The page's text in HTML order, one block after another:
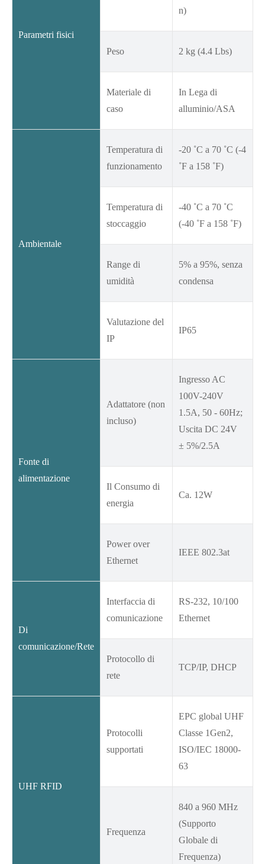
Parametri fisici
n)
Peso 2 kg (4.4 Lbs)
Materiale di
caso
In Lega di
alluminio/ASA
Ambientale
Temperatura di
funzionamento
-20 ˚C a 70 ˚C (-4
˚F a 158 ˚F)
Temperatura di
stoccaggio
-40 ˚C a 70 ˚C
(-40 ˚F a 158 ˚F)
Range di
umidità
5% a 95%, senza
condensa
Valutazione del
IP
IP65
Fonte di
alimentazione
Adattatore (non
incluso)
Ingresso AC
100V-240V
1.5A, 50 - 60Hz;
Uscita DC 24V
± 5%/2.5A
Il Consumo di
energia
Ca. 12W
Power over
Ethernet
IEEE 802.3at
Di
comunicazione/Rete
Interfaccia di
comunicazione
RS-232, 10/100
Ethernet
Protocollo di
rete
TCP/IP, DHCP
UHF RFID
Protocolli
supportati
EPC global UHF
Classe 1Gen2,
ISO/IEC 18000-
63
Frequenza
840 a 960 MHz
(Supporto
Globale di
Frequenza)